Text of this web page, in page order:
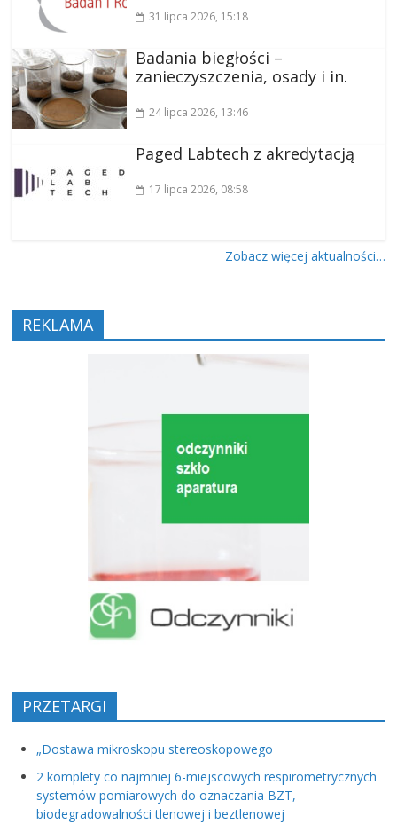
31 lipca 2026, 15:18
Badania biegłości –
zanieczyszczenia, osady i in.
24 lipca 2026, 13:46
Paged Labtech z akredytacją
17 lipca 2026, 08:58
Zobacz więcej aktualności…
REKLAMA
PRZETARGI
„Dostawa mikroskopu stereoskopowego
2 komplety co najmniej 6-miejscowych respirometrycznych
systemów pomiarowych do oznaczania BZT,
biodegradowalności tlenowej i beztlenowej